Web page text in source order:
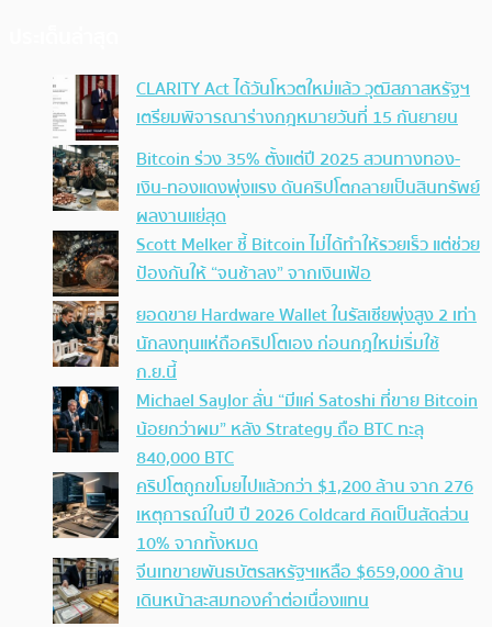
CLARITY Act ได้วันโหวตใหม่แล้ว วุฒิสภาสหรัฐฯ
เตรียมพิจารณาร่างกฎหมายวันที่ 15 กันยายน
Bitcoin ร่วง 35% ตั้งแต่ปี 2025 สวนทางทอง-
เงิน-ทองแดงพุ่งแรง ดันคริปโตกลายเป็นสินทรัพย์
ผลงานแย่สุด
Scott Melker ชี้ Bitcoin ไม่ได้ทำให้รวยเร็ว แต่ช่วย
ป้องกันให้ “จนช้าลง” จากเงินเฟ้อ
ยอดขาย Hardware Wallet ในรัสเซียพุ่งสูง 2 เท่า
นักลงทุนแห่ถือคริปโตเอง ก่อนกฎใหม่เริ่มใช้
ก.ย.นี้
Michael Saylor ลั่น “มีแค่ Satoshi ที่ขาย Bitcoin
น้อยกว่าผม” หลัง Strategy ถือ BTC ทะลุ
840,000 BTC
คริปโตถูกขโมยไปแล้วกว่า $1,200 ล้าน จาก 276
เหตุการณ์ในปี ปี 2026 Coldcard คิดเป็นสัดส่วน
10% จากทั้งหมด
จีนเทขายพันธบัตรสหรัฐฯเหลือ $659,000 ล้าน
เดินหน้าสะสมทองคำต่อเนื่องแทน